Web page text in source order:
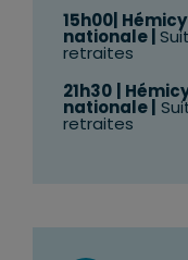
15h00|
nationale |
retraites
21h30
|
nationale |
retraites